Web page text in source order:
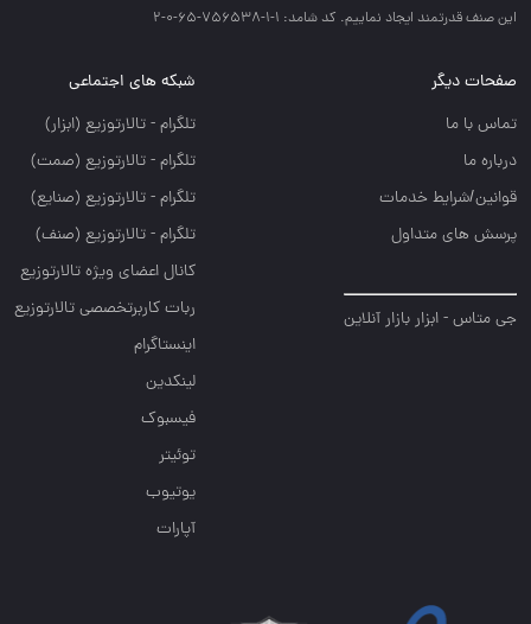
اين صنف قدرتمند ايجاد نماييم. کد شامد: 1-1-756538-65-0-2
صفحات دیگر
تماس با ما
درباره ما
قوانین/شرایط خدمات
پرسش های متداول
جی متاس - ابزار بازار آنلاین
شبکه های اجتماعی
تلگرام - تالارتوزيع (ابزار)
تلگرام - تالارتوزيع (صمت)
تلگرام - تالارتوزيع (صنايع)
تلگرام - تالارتوزیع (صنف)
کانال اعضای ویژه تالارتوزیع
ربات کاربرتخصصی تالارتوزیع
اینستاگرام
لینکدین
فیسبوک
توئیتر
یوتیوب
آپارات